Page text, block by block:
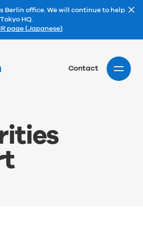
Berlin office. We will continue to help
HQ.
page (Japanese)
Contact
ities
t